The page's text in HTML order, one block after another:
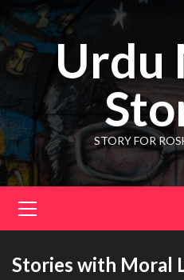
to
content
Urdu
STORY FOR
Menu
Stories with Moral